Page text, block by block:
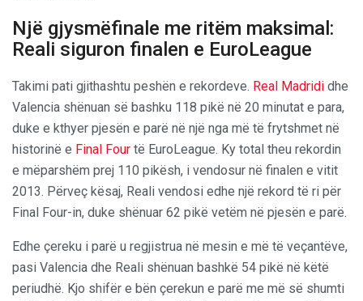
Një gjysmëfinale me ritëm maksimal:
Reali siguron finalen e EuroLeague
Takimi pati gjithashtu peshën e rekordeve. Real Madridi dhe
Valencia shënuan së bashku 118 pikë në 20 minutat e para,
duke e kthyer pjesën e parë në një nga më të frytshmet në
historinë e Final Four të EuroLeague. Ky total theu rekordin
e mëparshëm prej 110 pikësh, i vendosur në finalen e vitit
2013. Përveç kësaj, Reali vendosi edhe një rekord të ri për
Final Four-in, duke shënuar 62 pikë vetëm në pjesën e parë.
Edhe çereku i parë u regjistrua në mesin e më të veçantëve,
pasi Valencia dhe Reali shënuan bashkë 54 pikë në këtë
periudhë. Kjo shifër e bën çerekun e parë me më së shumti